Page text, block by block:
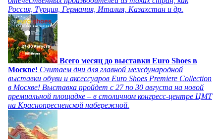
Россия, Турция, Германия, Италия, Казахстан и др.
Всего месяц до выставки Euro Shoes в
Москве! Считаем дни для главной международной
выставки обуви и аксессуаров Euro Shoes Premiere Collection
в Москве! Выставка пройдет с 27 по 30 августа на новой
премиальной площадке – в столичном конгресс-центре ЦМТ
на Краснопресненской набережной.